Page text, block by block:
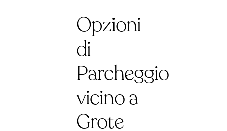
Opzioni
di
Parcheggio
vicino a
Grote